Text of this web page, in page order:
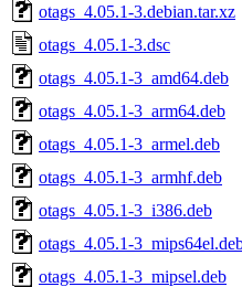
otags_4.05.1-3.debian.tar.xz
otags_4.05.1-3.dsc
otags_4.05.1-3_amd64.deb
otags_4.05.1-3_arm64.deb
otags_4.05.1-3_armel.deb
otags_4.05.1-3_armhf.deb
otags_4.05.1-3_i386.deb
otags_4.05.1-
otags_4.05.1-3_mipsel.deb